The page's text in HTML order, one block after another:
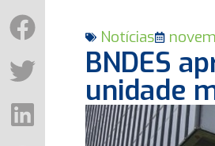
Notícias
BNDES
unidade